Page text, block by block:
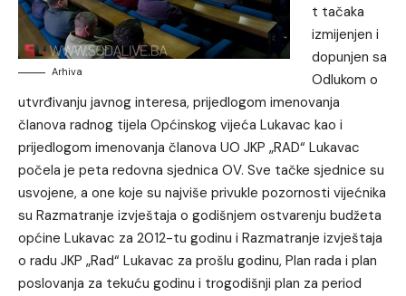
Arhiva
t tačaka
izmijenjen i
dopunjen sa
Odlukom o
utvrđivanju javnog interesa, prijedlogom imenovanja
članova radnog tijela Općinskog vijeća Lukavac kao i
prijedlogom imenovanja članova UO JKP „RAD“ Lukavac
počela je peta redovna sjednica OV. Sve tačke sjednice su
usvojene, a one koje su najviše privukle pozornosti vijećnika
su Razmatranje izvještaja o godišnjem ostvarenju budžeta
općine Lukavac za 2012-tu godinu i Razmatranje izvještaja
o radu JKP „Rad“ Lukavac za prošlu godinu, Plan rada i plan
poslovanja za tekuću godinu i trogodišnji plan za period